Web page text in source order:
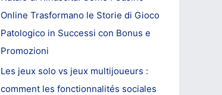
Online Trasformano le Storie di Gioco
Patologico in Successi con Bonus e
Promozioni
Les jeux solo vs jeux multijoueurs :
comment les fonctionnalités sociales